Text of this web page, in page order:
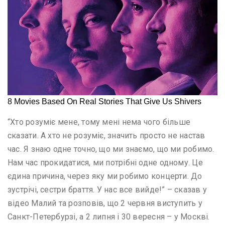
“Хто розуміє мене, тому мені нема чого більше
сказати. А хто не розуміє, значить просто не настав
час. Я знаю одне точно, що ми знаємо, що ми робимо.
Нам час прокидатися, ми потрібні одне одному. Це
єдина причина, через яку ми робимо концерти. До
зустрічі, сестри браття. У нас все вийде!” – сказав у
відео Малий та розповів, що 2 червня виступить у
Санкт-Петербурзі, а 2 липня і 30 вересня – у Москві.